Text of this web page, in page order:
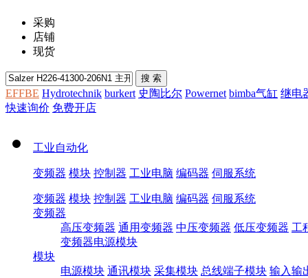
采购
店铺
现货
EFFBE Hydrotechnik burkert 史陶比尔 Powernet bimba气缸 继电
快速询价 免费开店
工业自动化
变频器 模块 控制器 工业电脑 编码器 伺服系统
变频器 模块 控制器 工业电脑 编码器 伺服系统
变频器
高压变频器 通用变频器 中压变频器 低压变频器 工
变频器电源模块
模块
电源模块 通讯模块 采集模块 总线端子模块 输入输